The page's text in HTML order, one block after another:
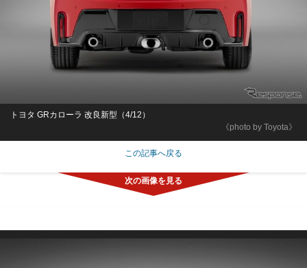
《photo by Toyota》
トヨタ GRカローラ 改良新型（4/12）
この記事へ戻る